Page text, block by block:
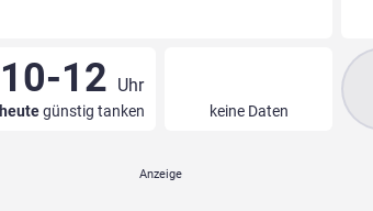
10-12 Uhr
heutegünstig tanken keine Daten